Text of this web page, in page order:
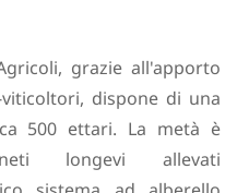
grazie all'apporto
dispone di una
500 ettari. La metà è
longevi allevati